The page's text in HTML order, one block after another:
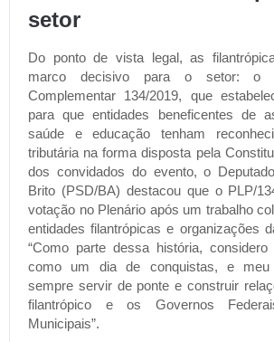
setor
Do ponto de vista legal, as
marco decisivo para o setor: o
Complementar 134/2019, que
para que entidades beneficentes de
saúde e educação tenham
tributária na forma disposta pela
dos convidados do evento, o
Brito (PSD/BA) destacou que o PLP/
votação no Plenário após um trabalho
entidades filantrópicas e organizações
“Como parte dessa história,
como um dia de conquistas, e meu
sempre servir de ponte e construir
filantrópico e os Governos
Municipais”.